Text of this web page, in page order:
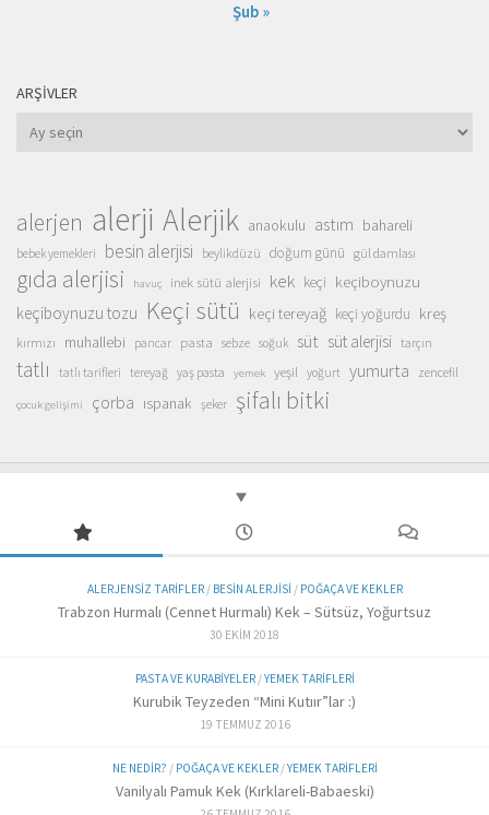
Şub »
ARŞIVLER
Arşivler
alerjen alerji Alerjik anaokulu astım bahareli
bebek yemekleri besin alerjisi beylikdüzü doğum günü gül damlası
gıda alerjisi havuç inek sütü alerjisi kek keçi keçiboynuzu
keçiboynuzu tozu Keçi sütü keçi tereyağ keçi yoğurdu kreş
kırmızı muhallebi pancar pasta sebze soğuk süt süt alerjisi tarçın
tatlı tatlı tarifleri tereyağ yaş pasta yemek yeşil yoğurt yumurta zencefil
çocuk gelişimi çorba ıspanak şeker şifalı bitki
ALERJENSIZ TARIFLER/ BESIN ALERJISI / POĞAÇA VE KEKLER
Trabzon Hurmalı (Cennet Hurmalı) Kek – Sütsüz, Yoğurtsuz
30 EKIM 2018
PASTA VE KURABIYELER/YEMEK TARIFLERI
Kurubik Teyzeden “Mini Kutıır”lar :)
19 TEMMUZ 2016
NE NEDIR? / POĞAÇA VE KEKLER/YEMEK TARIFLERI
Vanilyalı Pamuk Kek (Kırklareli-Babaeski)